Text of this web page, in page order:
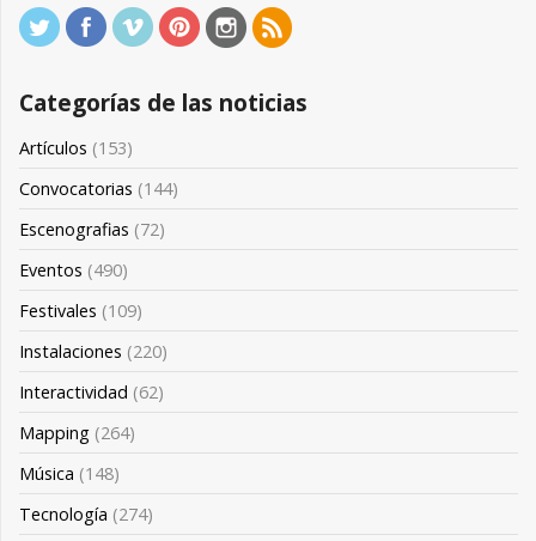
Categorías de las noticias
Artículos (153)
Convocatorias (144)
Escenografias (72)
Eventos (490)
Festivales (109)
Instalaciones (220)
Interactividad (62)
Mapping (264)
Música (148)
Tecnología (274)